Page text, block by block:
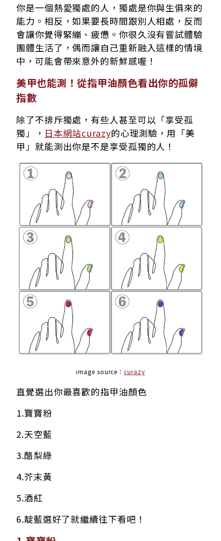
你是一個熱愛獨處的人，獨處是你與生俱來的
能力。相反，如果要長時間跟別人相處，反而
會讓你覺得緊繃、疲憊。你很久沒有嘗試體驗
團體生活了，偶而讓自己重新融入這樣的情境
中，可能會帶來意外的新鮮感喔！
美甲也能測！從指甲油顏色看出你的孤僻
指數
除了不排斥獨處，有些人甚至可以「享受孤
獨」， 日本網站curazy的心理測驗，用「美
甲」就能測出你是不是享受孤獨的人！
image source：curazy
直覺選出你最喜歡的指甲油顏色
1.寶寶粉
2.天空藍
3.酪梨綠
4.芥末黃
5.酒紅
6.靛藍選好了就繼續往下看吧！